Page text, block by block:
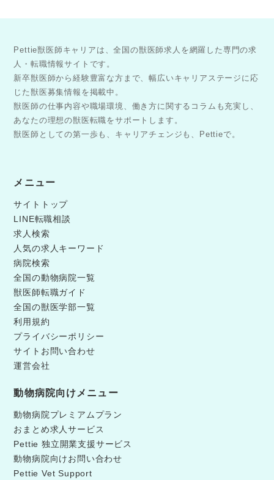
Pettie獣医師キャリアは、全国の獣医師求人を網羅した専門の求
人・転職情報サイトです。
新卒獣医師から経験豊富な方まで、幅広いキャリアステージに応
じた獣医募集情報を掲載中。
獣医師の仕事内容や職場環境、働き方に関するコラムも充実し、
あなたの理想の獣医転職をサポートします。
獣医師としての第一歩も、キャリアチェンジも、Pettieで。
メニュー
サイトトップ
LINE転職相談
求人検索
人気の求人キーワード
病院検索
全国の動物病院一覧
獣医師転職ガイド
全国の獣医学部一覧
利用規約
プライバシーポリシー
サイトお問い合わせ
運営会社
動物病院向けメニュー
動物病院プレミアムプラン
おまとめ求人サービス
Pettie 独立開業支援サービス
動物病院向けお問い合わせ
Pettie Vet Support